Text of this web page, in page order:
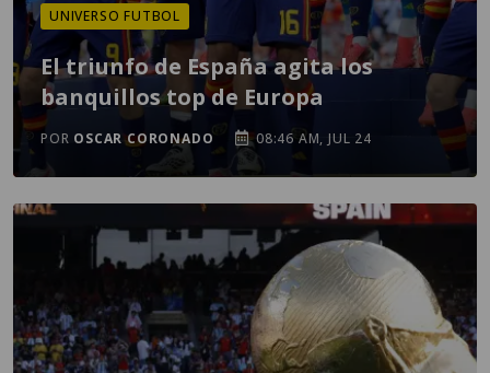
UNIVERSO FUTBOL
El triunfo de España agita los
banquillos top de Europa
POR OSCAR CORONADO 08:46 AM, JUL 24